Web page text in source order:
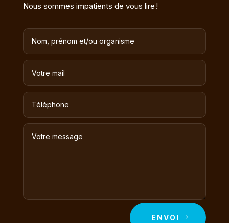
Nous sommes impatients de vous lire !
ENVOI